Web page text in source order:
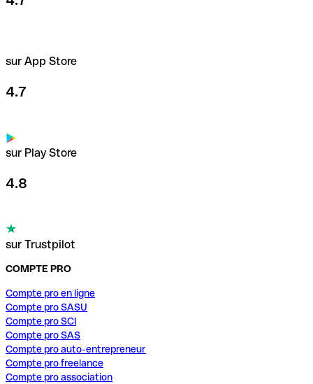
sur App Store
4.7
sur Play Store
4.8
sur Trustpilot
COMPTE PRO
Compte pro en ligne
Compte pro SASU
Compte pro SCI
Compte pro SAS
Compte pro auto-entrepreneur
Compte pro freelance
Compte pro association